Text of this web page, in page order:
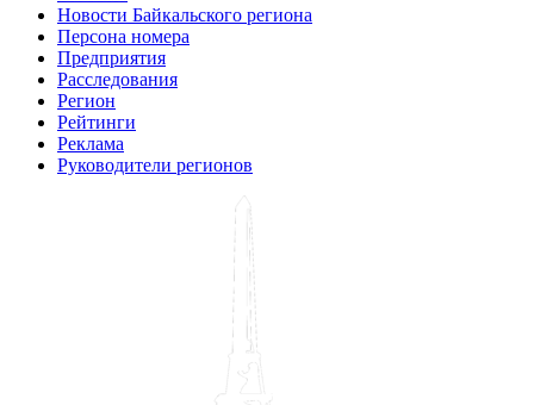
Новости Байкальского региона
Персона номера
Предприятия
Расследования
Регион
Рейтинги
Реклама
Руководители регионов